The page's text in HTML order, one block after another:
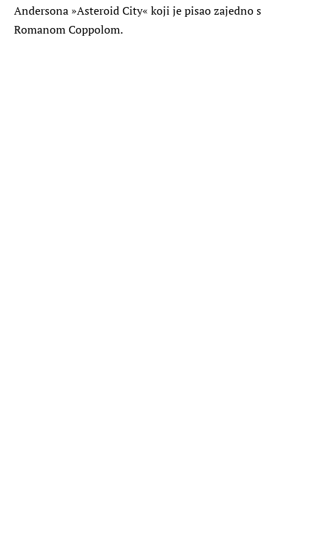
Andersona »Asteroid City« koji je pisao zajedno s
Romanom Coppolom.